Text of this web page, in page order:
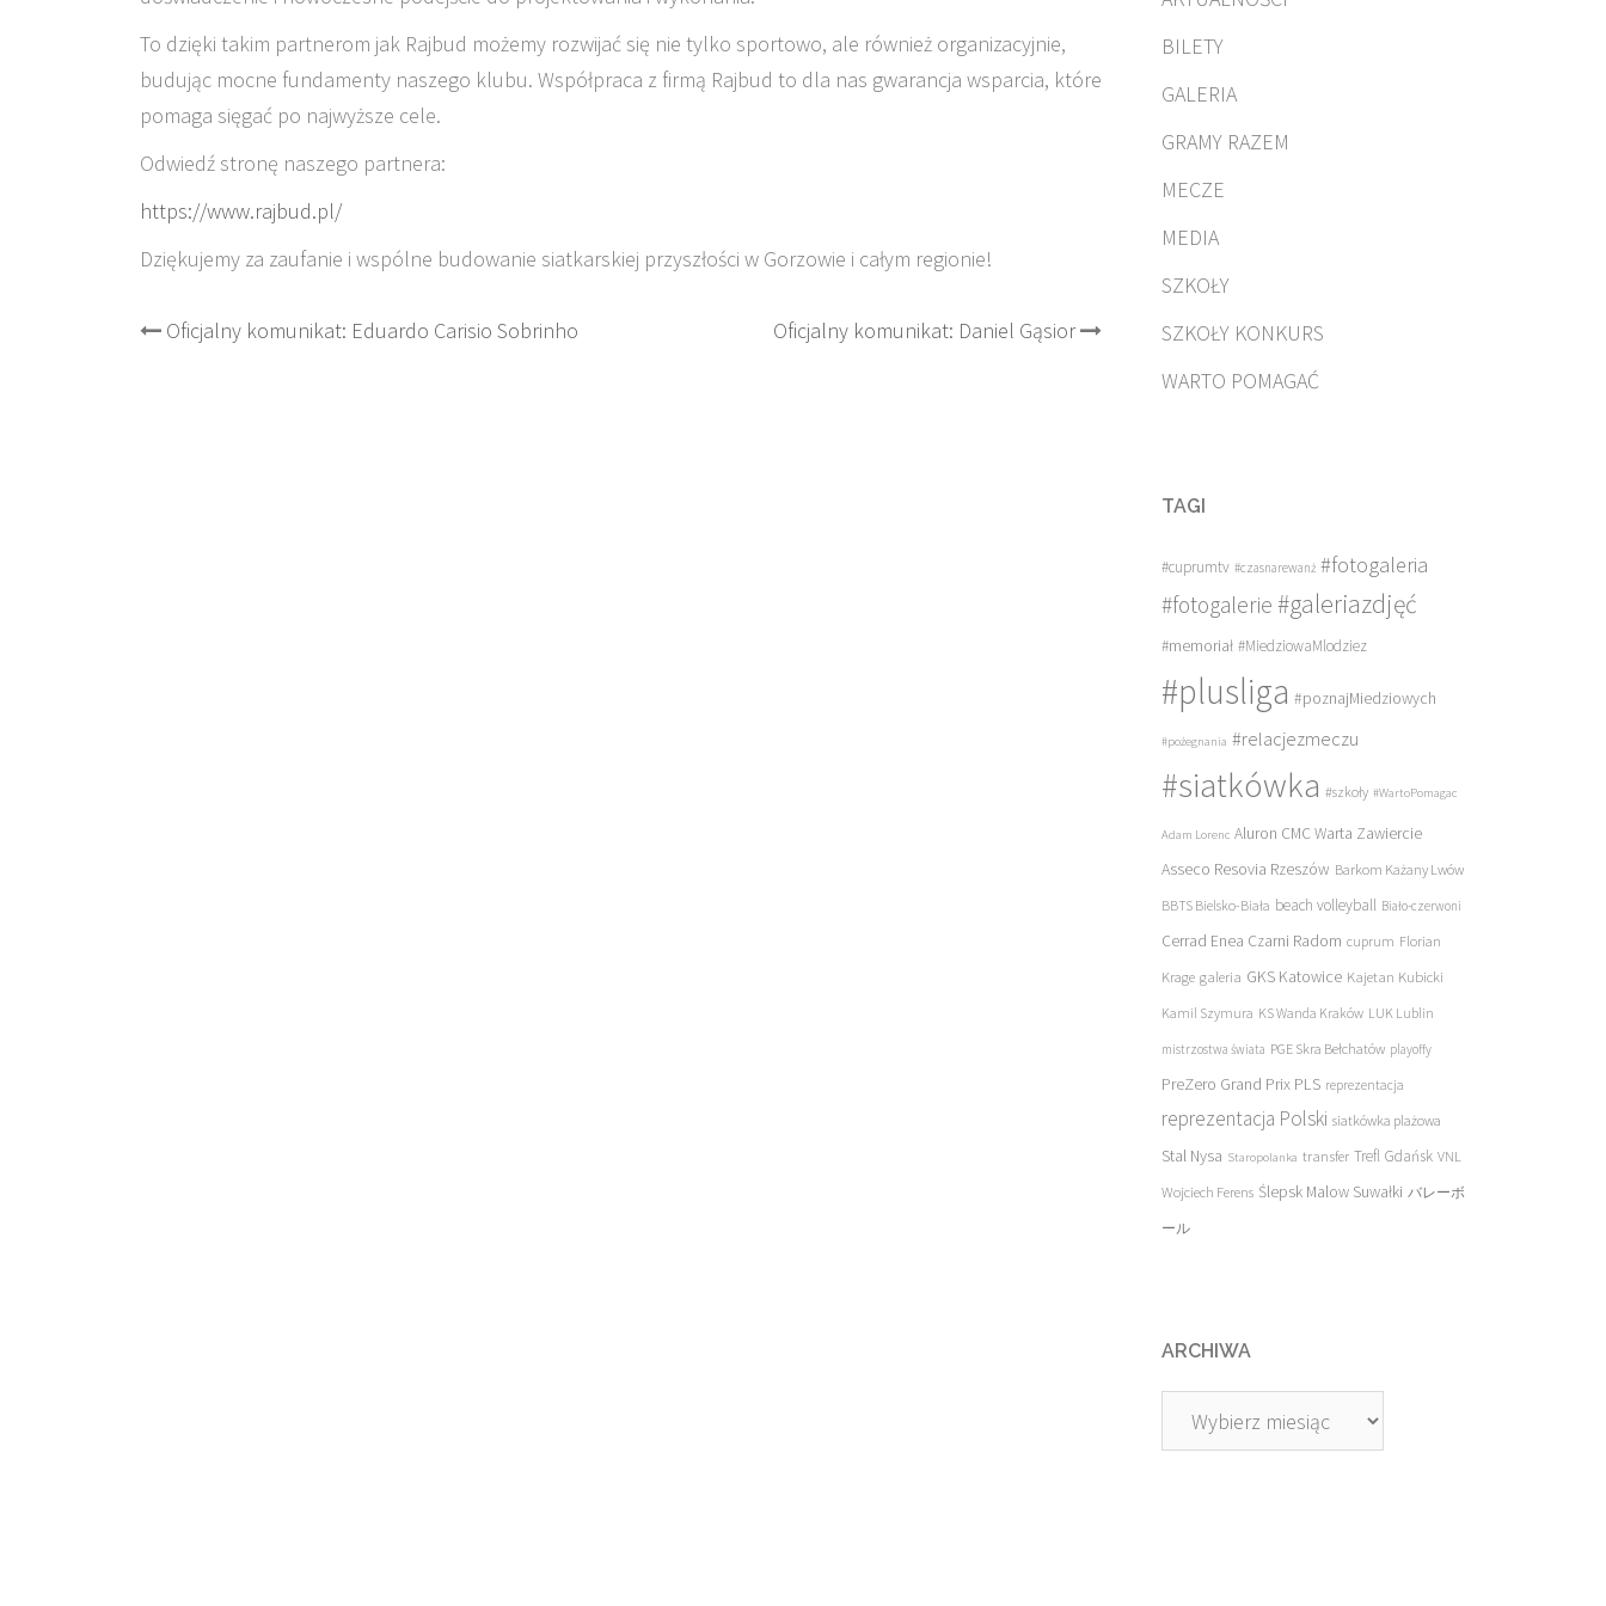
To dzięki takim partnerom jak Rajbud możemy rozwijać się nie tylko sportowo, ale również organizacyjnie,
budując mocne fundamenty naszego klubu. Współpraca z firmą Rajbud to dla nas gwarancja wsparcia, które
pomaga sięgać po najwyższe cele.
Odwiedź stronę naszego partnera:
https://www.rajbud.pl/
Dziękujemy za zaufanie i wspólne budowanie siatkarskiej przyszłości w Gorzowie i całym regionie!
Post
Oficjalny komunikat: Eduardo Carisio Sobrinho Oficjalny komunikat: Daniel Gąsior
BILETY
GALERIA
GRAMY RAZEM
MECZE
MEDIA
SZKOŁY
SZKOŁY KONKURS
WARTO POMAGAĆ
TAGI
#cuprumtv #czasnarewanż #fotogaleria
#fotogalerie #galeriazdjęć
#memoriał #MiedziowaMlodziez
#plusliga #poznajMiedziowych
#pożegnania #relacjezmeczu
#siatkówka #szkoły #WartoPomagac
Adam Lorenc Aluron CMC Warta Zawiercie
Asseco Resovia Rzeszów Barkom Każany Lwów
BBTS Bielsko-Biała beach volleyball Biało-czerwoni
Cerrad Enea Czarni Radom cuprum Florian
Krage galeria GKS Katowice Kajetan Kubicki
Kamil Szymura KS Wanda Kraków LUK Lublin
mistrzostwa świata PGE Skra Bełchatów playoffy
PreZero Grand Prix PLS reprezentacja
reprezentacja Polski siatkówka plażowa
Stal Nysa Staropolanka transfer Trefl Gdańsk VNL
Wojciech Ferens Ślepsk Malow Suwałki バレーボ
ール
ARCHIWA
Archiwa